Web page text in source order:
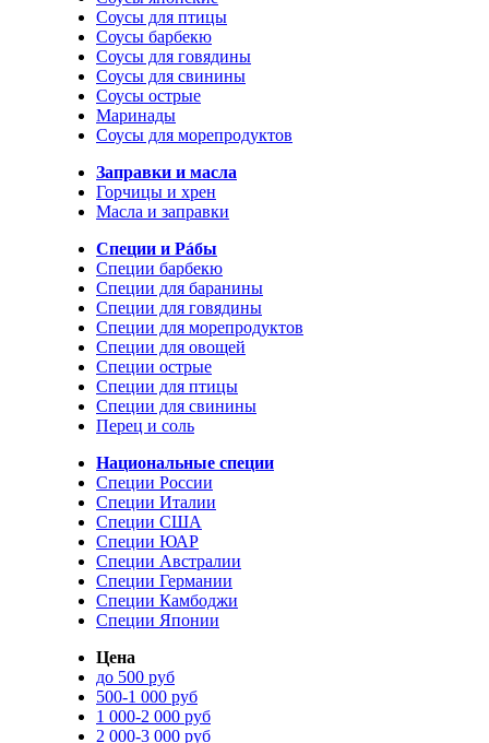
Соусы для птицы
Соусы барбекю
Соусы для говядины
Соусы для свинины
Соусы острые
Маринады
Соусы для морепродуктов
Заправки и масла
Горчицы и хрен
Масла и заправки
Специи и Рáбы
Специи барбекю
Специи для баранины
Специи для говядины
Специи для морепродуктов
Специи для овощей
Специи острые
Специи для птицы
Специи для свинины
Перец и соль
Национальные специи
Специи России
Специи Италии
Специи США
Специи ЮАР
Специи Австралии
Специи Германии
Специи Камбоджи
Специи Японии
Цена
до 500 руб
500-1 000 руб
1 000-2 000 руб
2 000-3 000 руб